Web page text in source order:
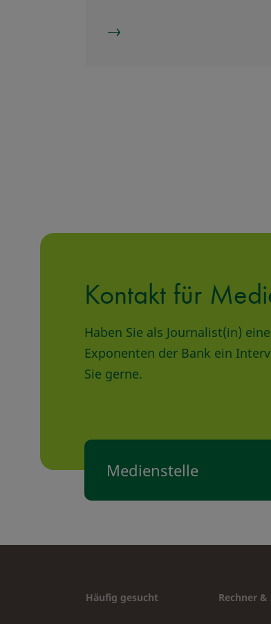
Kontakt für
Haben Sie als Journalist(in)
Exponenten der Bank ein
Sie gerne.
Medienstelle
Häufig gesucht Rechner &